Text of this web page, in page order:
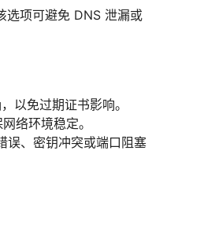
项可避免 DNS 泄漏或
以免过期证书影响。
络环境稳定。
误、密钥冲突或端口阻塞